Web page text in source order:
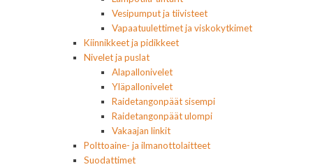
Vesipumput ja tiivisteet
Vapaatuulettimet ja viskokytkimet
Kiinnikkeet ja pidikkeet
Nivelet ja puslat
Alapallonivelet
Yläpallonivelet
Raidetangonpäät sisempi
Raidetangonpäät ulompi
Vakaajan linkit
Polttoaine- ja ilmanottolaitteet
Suodattimet